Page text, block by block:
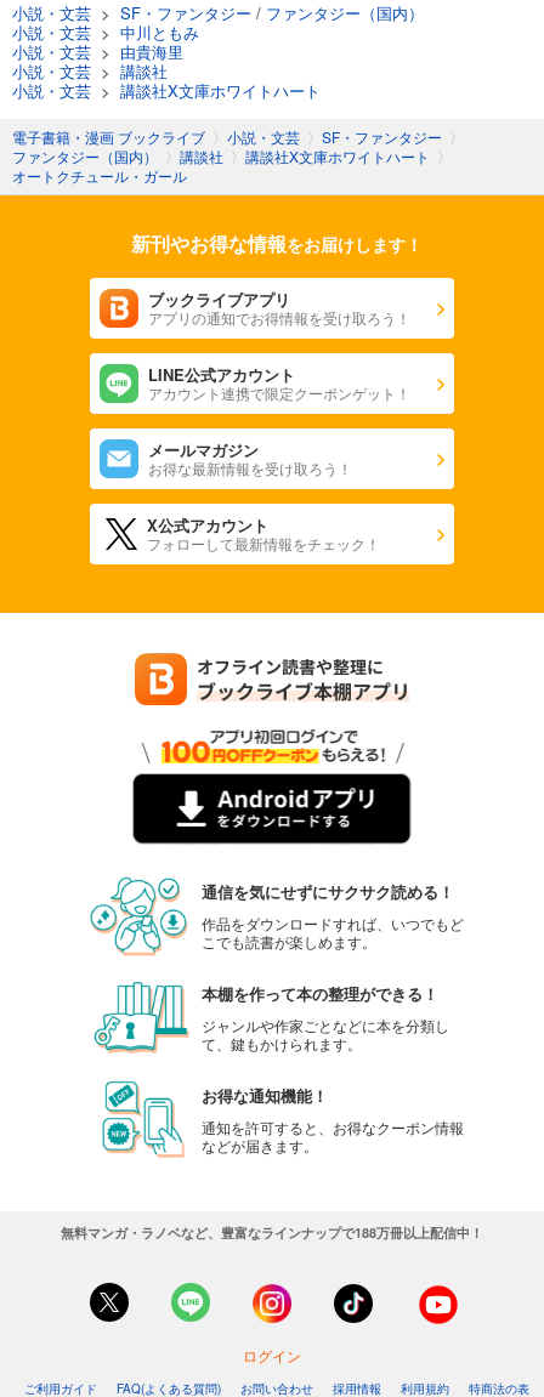
小説・文芸 > SF・ファンタジー / ファンタジー（国内）
小説・文芸 > 中川ともみ
小説・文芸 > 由貴海里
小説・文芸 > 講談社
小説・文芸 > 講談社X文庫ホワイトハート
電子書籍・漫画 ブックライブ 〉 小説・文芸 〉 SF・ファンタジー 〉
ファンタジー（国内）
〉 講談社 〉 講談社X文庫ホワイトハート
〉
オートクチュール・ガール
新刊やお得な情報をお届けします！
ブックライブアプリ
アプリの通知でお得情報を受け取ろう！
LINE公式アカウント
アカウント連携で限定クーポンゲット！
メールマガジン
お得な最新情報を受け取ろう！
X公式アカウント
フォローして最新情報をチェック！
通信を気にせずにサクサク読める！
作品をダウンロードすれば、いつでもど
こでも読書が楽しめます。
本棚を作って本の整理ができる！
ジャンルや作家ごとなどに本を分類し
て、鍵もかけられます。
お得な通知機能！
通知を許可すると、お得なクーポン情報
などが届きます。
無料マンガ・ラノベなど、豊富なラインナップで188万冊以上配信中！
ログイン
ご利用ガイド FAQ(よくある質問) お問い合わせ 採用情報 利用規約 特商法の表